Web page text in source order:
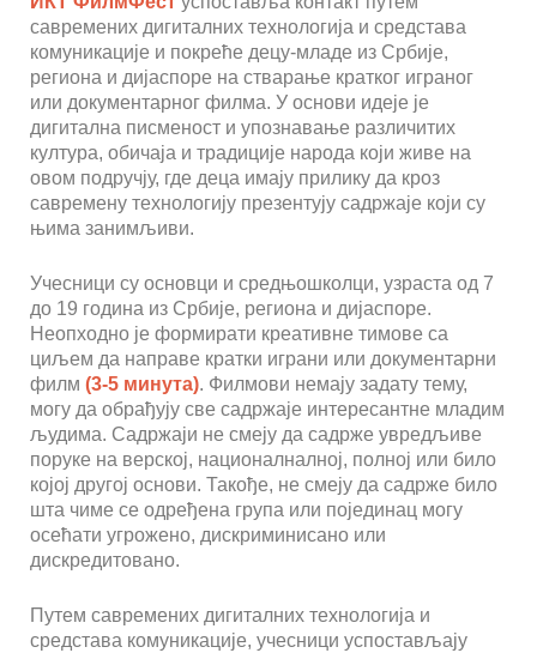
савремених дигиталних технологија и средстава
комуникације и покреће децу-младе из Србије,
региона и дијаспоре на стварање кратког играног
или документарног филма. У основи идеје је
дигитална писменост и упознавање различитих
култура, обичаја и традиције народа који живе на
овом подручју, где деца имају прилику да кроз
савремену технологију презентују садржаје који су
њима занимљиви.
Учесници су основци и средњошколци, узраста од 7
до 19 година из Србије, региона и дијаспоре.
Неопходно је формирати креативне тимове са
циљем да направе кратки играни или документарни
филм (3-5 минута). Филмови немају задату тему,
могу да обрађују све садржаје интересантне младим
људима. Садржаји не смеју да садрже увредљиве
поруке на верској, националналној, полној или било
којој другој основи. Такође, не смеју да садрже било
шта чиме се одређена група или појединац могу
осећати угрожено, дискриминисано или
дискредитовано.
Путем савремених дигиталних технологија и
средстава комуникације, учесници успостављају